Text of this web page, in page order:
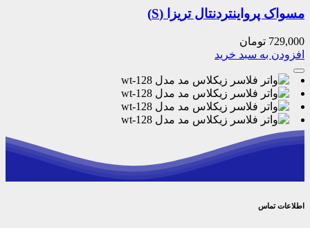
مسواک پرواینتردنتال تریزا (S)
729,000 تومان
افزودن به سبد خرید
اطلاعات تماس